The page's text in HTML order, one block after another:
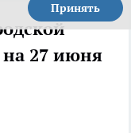
Принять
на 27 июня